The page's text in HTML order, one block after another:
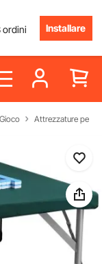
ordini
Installare
Attrezzature per